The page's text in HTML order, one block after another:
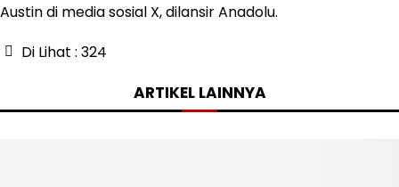
Austin di media sosial X, dilansir Anadolu.
Di Lihat : 324
ARTIKEL LAINNYA